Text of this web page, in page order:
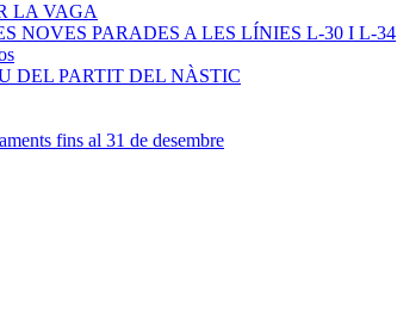
LA VAGA
NOVES PARADES A LES LÍNIES L-30 I L-34
DEL PARTIT DEL NÀSTIC
fins al 31 de desembre